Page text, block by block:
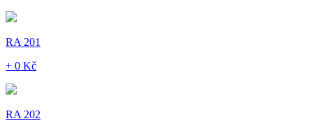
RA 201
+ 0 Kč
RA 202